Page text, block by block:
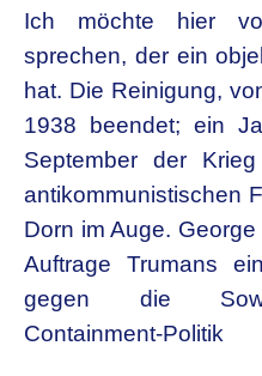
Ich möchte hier
sprechen, der ein
hat. Die Reinigung,
1938 beendet; ein
September der
antikommunistischen
Dorn im Auge.
Auftrage Trumans
gegen die
Containment-Politik